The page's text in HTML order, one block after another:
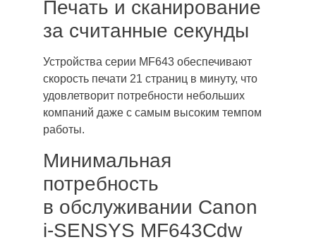
Печать и сканирование
за считанные секунды
Устройства серии MF643 обеспечивают
скорость печати 21 страниц в минуту, что
удовлетворит потребности небольших
компаний даже с самым высоким темпом
работы.
Минимальная
потребность
в обслуживании Canon
i-SENSYS MF643Cdw